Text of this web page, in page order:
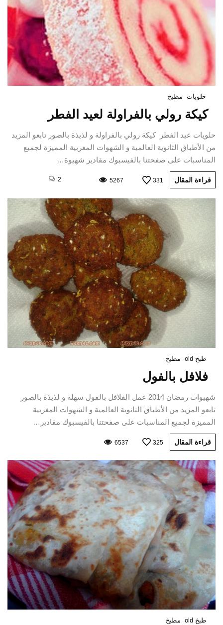
حلويات مطبخ
كيكة رولي بالفراولة لعيد الفطر
حلويات عيد الفطر كيكة رولي بالفراولة و لذيذة بالصور تابعو المزيد
من الأطباق الثانوية العالمية و الشهوات المغربية المميزة لجميع
المناسبات على صفحتنا بالفيسبوك مقادير شهيوة…
قراءة المقال 331
5267
2
طبخ old مطبخ
فلافل بالفول
شهيوات رمضان 2014 عمل الفلافل بالفول سهلة و لذيذة بالصور
تابعو المزيد من الأطباق الثانوية العالمية و الشهوات المغربية
المميزة لجميع المناسبات على صفحتنا بالفيسبوك مقادير…
قراءة المقال 325
6537
طبخ old مطبخ